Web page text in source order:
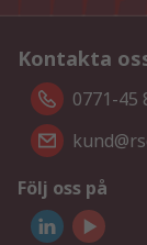
Kontakta
0771-45
Följ oss på